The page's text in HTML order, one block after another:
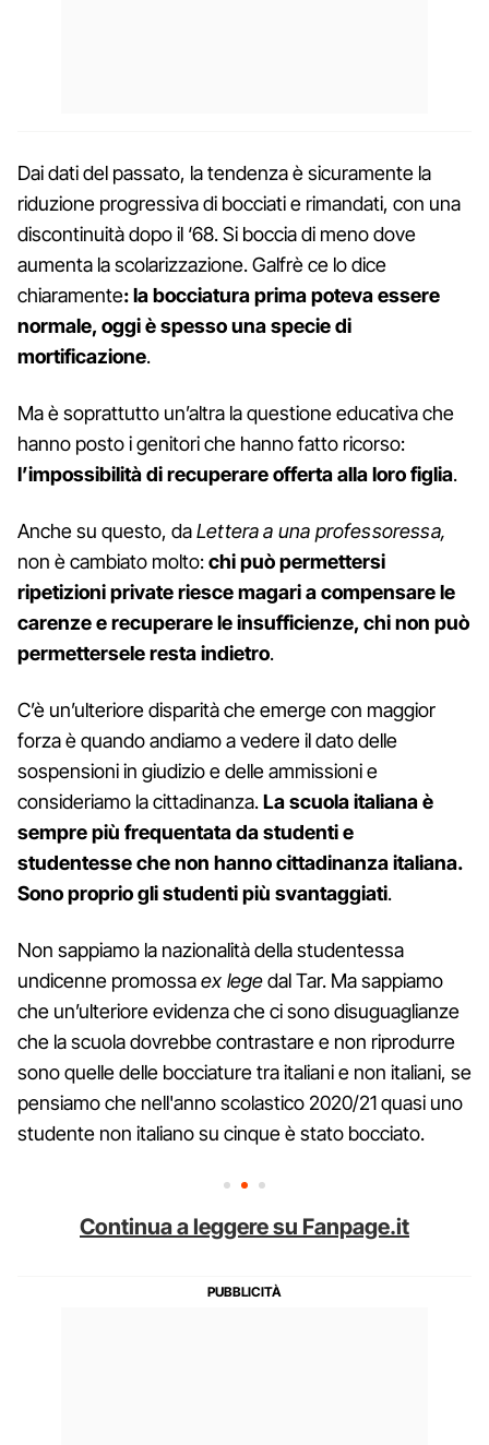
Dai dati del passato, la tendenza è sicuramente la
riduzione progressiva di bocciati e rimandati, con una
discontinuità dopo il ‘68. Si boccia di meno dove
aumenta la scolarizzazione. Galfrè ce lo dice
chiaramente: la bocciatura prima poteva essere
normale, oggi è spesso una specie di
mortificazione.
Ma è soprattutto un’altra la questione educativa che
hanno posto i genitori che hanno fatto ricorso:
l’impossibilità di recuperare offerta alla loro figlia.
Anche su questo, daLettera a una professoressa,
non è cambiato molto:chi può permettersi
ripetizioni private riesce magari a compensare le
carenze e recuperare le insufficienze, chi non può
permettersele resta indietro.
C’è un’ulteriore disparità che emerge con maggior
forza è quando andiamo a vedere il dato delle
sospensioni in giudizio e delle ammissioni e
consideriamo la cittadinanza.La scuola italiana è
sempre più frequentata da studenti e
studentesse che non hanno cittadinanza italiana.
Sono proprio gli studenti più svantaggiati.
Non sappiamo la nazionalità della studentessa
undicenne promossaex legedal Tar. Ma sappiamo
che un’ulteriore evidenza che ci sono disuguaglianze
che la scuola dovrebbe contrastare e non riprodurre
sono quelle delle bocciature tra italiani e non italiani, se
pensiamo che nell'anno scolastico 2020/21 quasi uno
studente non italiano su cinque è stato bocciato.
Continua a leggere su Fanpage.it